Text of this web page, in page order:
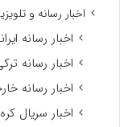
اخبار رسانه و
اخبار رسانه
اخبار رسانه
اخبار رسانه
اخبار سریال